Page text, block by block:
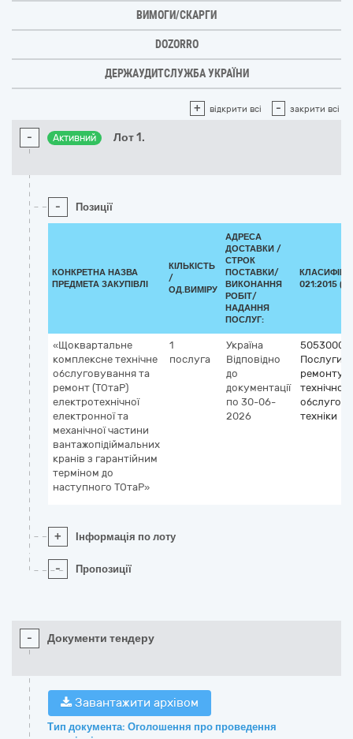
ВИМОГИ/СКАРГИ
DOZORRO
ДЕРЖАУДИТСЛУЖБА УКРАЇНИ
+ відкрити всі - закрити всі
- Активний Лот 1.
- Позиції
КОНКРЕТНА НАЗВА
ПРЕДМЕТА ЗАКУПІВЛІ
КІЛЬКІСТЬ
/
ОД.ВИМІРУ
АДРЕСА
ДОСТАВКИ /
СТРОК
ПОСТАВКИ/
ВИКОНАННЯ
РОБІТ/
НАДАННЯ
ПОСЛУГ:
021:2015
«Щоквартальне
комплексне технічне
обслуговування та
ремонт (ТОтаР)
електротехнічної
електронної та
механічної частини
вантажопідіймальних
кранів з гарантійним
терміном до
наступного ТОтаР»
1
послуга
Україна
Відповідно
до
документації
по 30-06-
2026
Послуги з
ремонту і
техніки
+ Інформація по лоту
- Пропозиції
- Документи тендеру
Завантажити архівом
Тип документа: Оголошення про проведення